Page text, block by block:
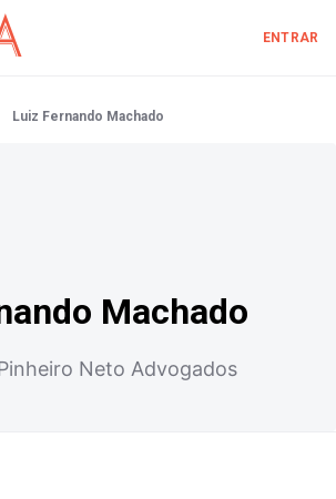
ENTRAR
Luiz Fernando Machado
Machado
Neto Advogados